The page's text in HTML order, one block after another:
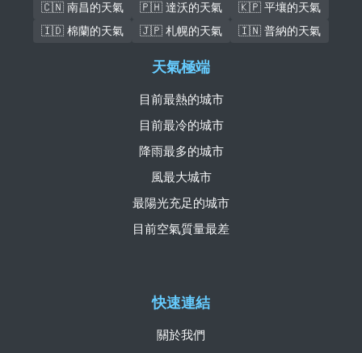
🇨🇳 南昌的天氣
🇵🇭 達沃的天氣
🇰🇵 平壤的天氣
🇮🇩 棉蘭的天氣
🇯🇵 札幌的天氣 🇮🇳 普納的天氣
快速連結
關於我們
天氣極端
目前最熱的城市
目前最冷的城市
降雨最多的城市
風最大城市
最陽光充足的城市
目前空氣質量最差